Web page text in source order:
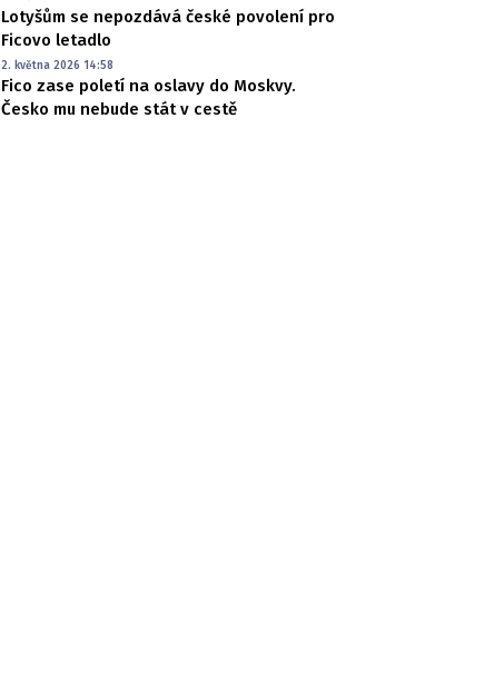
Lotyšům se nepozdává české povolení pro
Ficovo letadlo
2. května 2026 14:58
Fico zase poletí na oslavy do Moskvy.
Česko mu nebude stát v cestě